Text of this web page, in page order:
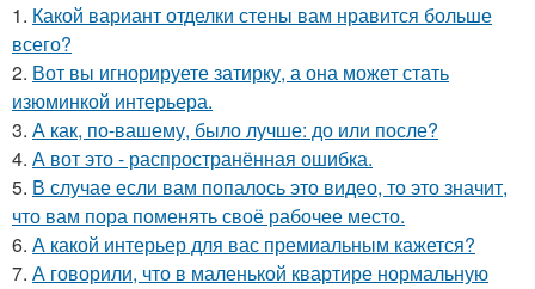
1. Какой вариант отделки стены вам нравится больше
всего?
2. Вот вы игнорируете затирку, а она может стать
изюминкой интерьера.
3. А как, по-вашему, было лучше: до или после?
4. А вот это - распространённая ошибка.
5. В случае если вам попалось это видео, то это значит,
что вам пора поменять своё рабочее место.
6. А какой интерьер для вас премиальным кажется?
7. А говорили, что в маленькой квартире нормальную